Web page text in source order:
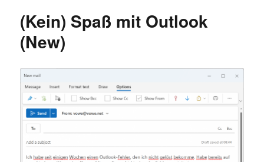
VPN
(Kein) Spaß mit Outlook
(New)